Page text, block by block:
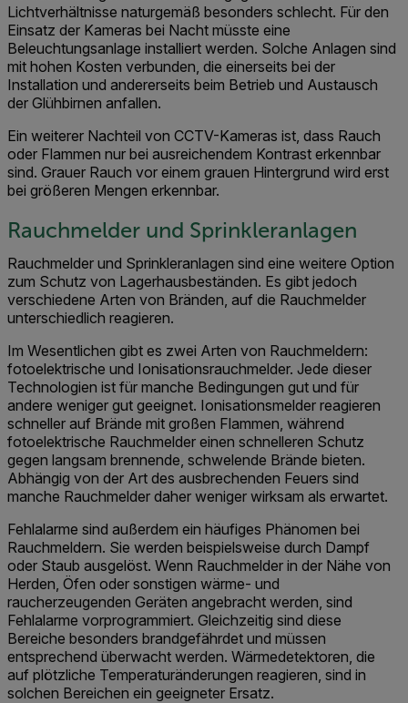
Lichtverhältnisse naturgemäß besonders schlecht. Für den
Einsatz der Kameras bei Nacht müsste eine
Beleuchtungsanlage installiert werden. Solche Anlagen sind
mit hohen Kosten verbunden, die einerseits bei der
Installation und andererseits beim Betrieb und Austausch
der Glühbirnen anfallen.
Ein weiterer Nachteil von CCTV-Kameras ist, dass Rauch
oder Flammen nur bei ausreichendem Kontrast erkennbar
sind. Grauer Rauch vor einem grauen Hintergrund wird erst
bei größeren Mengen erkennbar.
Rauchmelder und Sprinkleranlagen
Rauchmelder und Sprinkleranlagen sind eine weitere Option
zum Schutz von Lagerhausbeständen. Es gibt jedoch
verschiedene Arten von Bränden, auf die Rauchmelder
unterschiedlich reagieren.
Im Wesentlichen gibt es zwei Arten von Rauchmeldern:
fotoelektrische und Ionisationsrauchmelder. Jede dieser
Technologien ist für manche Bedingungen gut und für
andere weniger gut geeignet. Ionisationsmelder reagieren
schneller auf Brände mit großen Flammen, während
fotoelektrische Rauchmelder einen schnelleren Schutz
gegen langsam brennende, schwelende Brände bieten.
Abhängig von der Art des ausbrechenden Feuers sind
manche Rauchmelder daher weniger wirksam als erwartet.
Fehlalarme sind außerdem ein häufiges Phänomen bei
Rauchmeldern. Sie werden beispielsweise durch Dampf
oder Staub ausgelöst. Wenn Rauchmelder in der Nähe von
Herden, Öfen oder sonstigen wärme- und
raucherzeugenden Geräten angebracht werden, sind
Fehlalarme vorprogrammiert. Gleichzeitig sind diese
Bereiche besonders brandgefährdet und müssen
entsprechend überwacht werden. Wärmedetektoren, die
auf plötzliche Temperaturänderungen reagieren, sind in
solchen Bereichen ein geeigneter Ersatz.